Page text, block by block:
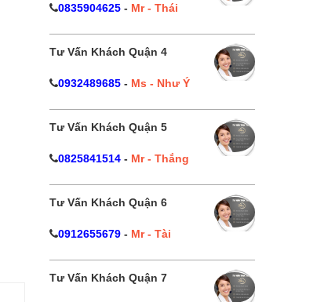
0835904625- Mr - Thái
Tư Vấn Khách Quận 4
0932489685- Ms - Như Ý
Tư Vấn Khách Quận 5
0825841514- Mr - Thắng
Tư Vấn Khách Quận 6
0912655679- Mr - Tài
Tư Vấn Khách Quận 7